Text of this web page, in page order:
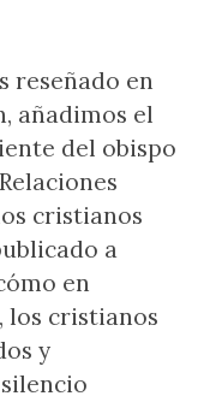
reseñado en
añadimos el
del obispo
cristianos
a
en
los cristianos
y